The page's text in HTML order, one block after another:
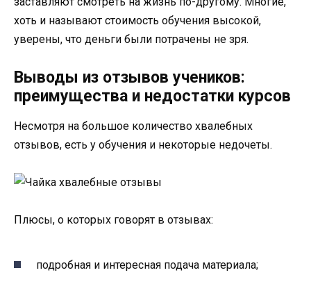
хоть и называют стоимость обучения высокой,
уверены, что деньги были потрачены не зря.
Выводы из отзывов учеников:
преимущества и недостатки курсов
Несмотря на большое количество хвалебных
отзывов, есть у обучения и некоторые недочеты.
Плюсы, о которых говорят в отзывах:
подробная и интересная подача материала;